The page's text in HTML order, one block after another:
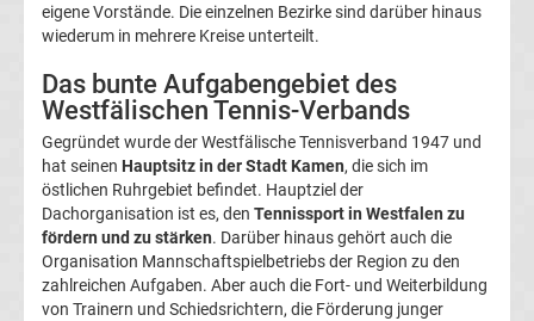
Ergebnisse
3.
Liga
Tabelle
DFB-
eigene Vorstände. Die einzelnen Bezirke sind darüber hinaus
wiederum in mehrere Kreise unterteilt.
Das bunte Aufgabengebiet des
Westfälischen Tennis-Verbands
Gegründet wurde der Westfälische Tennisverband 1947 und
hat seinen Hauptsitz in der Stadt Kamen, die sich im
östlichen Ruhrgebiet befindet. Hauptziel der
Dachorganisation ist es, den Tennissport in Westfalen zu
fördern und zu stärken. Darüber hinaus gehört auch die
Organisation Mannschaftspielbetriebs der Region zu den
zahlreichen Aufgaben. Aber auch die Fort- und Weiterbildung
von Trainern und Schiedsrichtern, die Förderung junger